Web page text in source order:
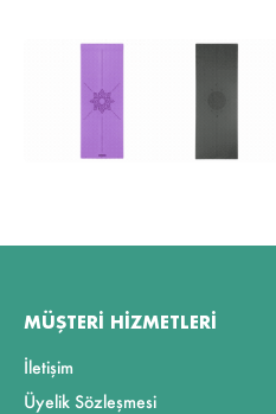
MÜŞTERI HIZMETLERI
İletişim
Üyelik Sözleşmesi